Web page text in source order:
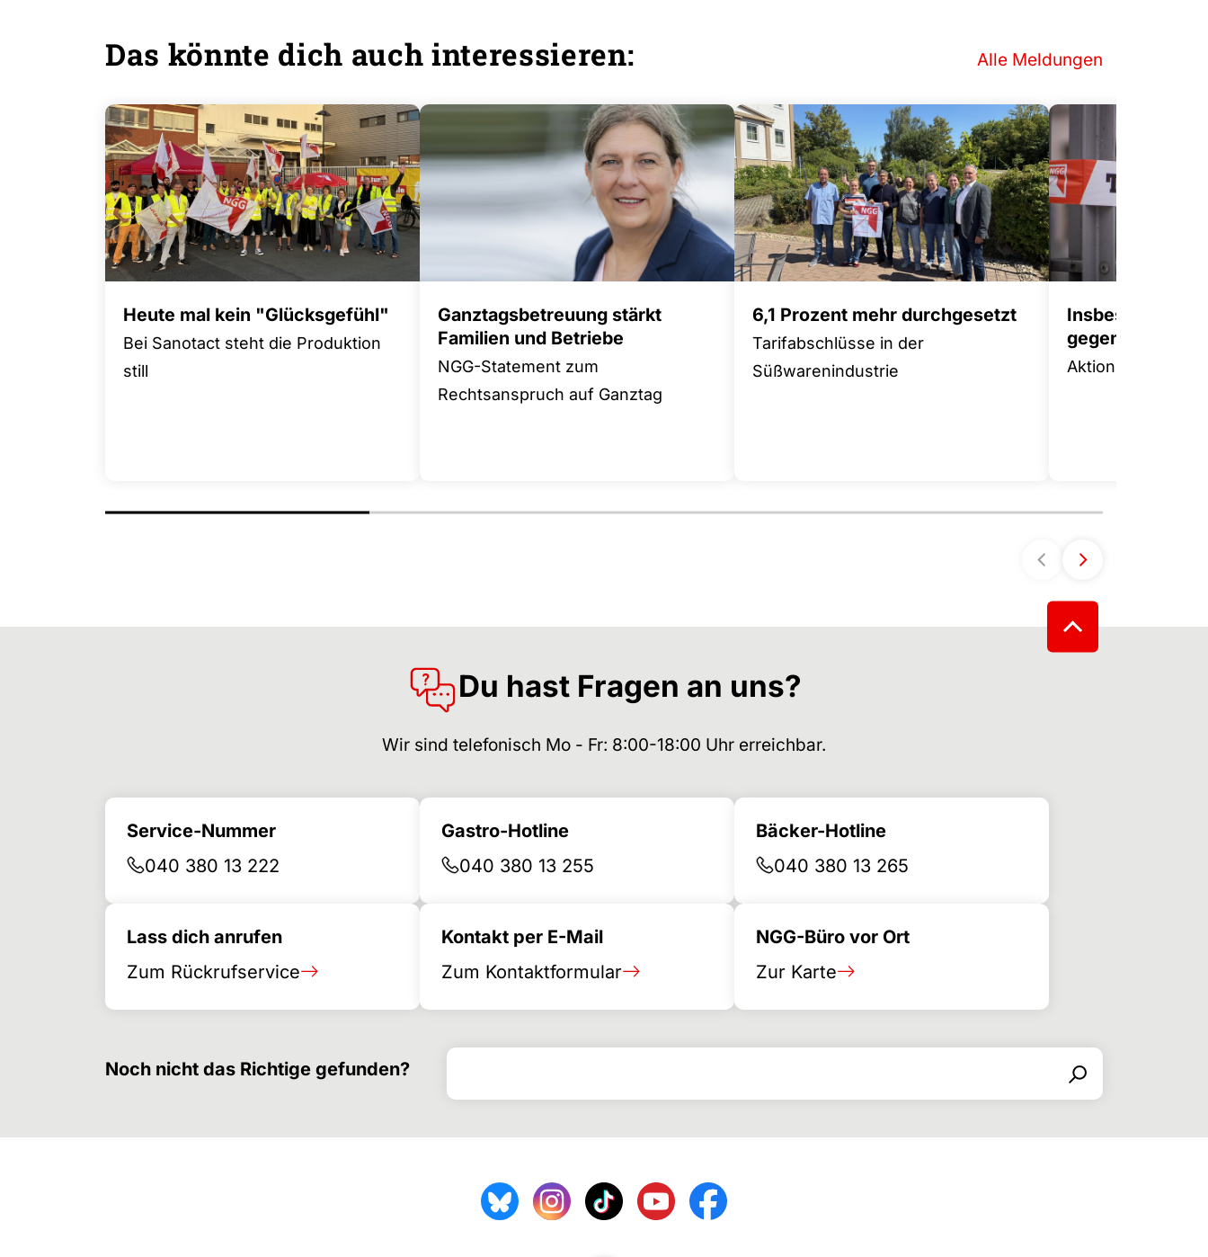
Das könnte dich auch interessieren: Alle Meldungen
Heute mal kein "Glücksgefühl"
Bei Sanotact steht die Produktion
still
Ganztagsbetreuung stärkt
Familien und Betriebe
NGG-Statement zum
Rechtsanspruch auf Ganztag
6,1 Prozent mehr durchgesetzt
Tarifabschlüsse in der
Süßwarenindustrie
Insbesondere
gegen
Aktionsplan für
Du hast Fragen an uns?
Wir sind telefonisch Mo - Fr: 8:00-18:00 Uhr erreichbar.
Service-Nummer
040 380 13 222
Gastro-Hotline
040 380 13 255
Bäcker-Hotline
040 380 13 265
Lass dich anrufen
Zum Rückrufservice
Kontakt per E-Mail
Zum Kontaktformular
NGG-Büro vor Ort
Zur Karte
Noch nicht das Richtige gefunden?
Search